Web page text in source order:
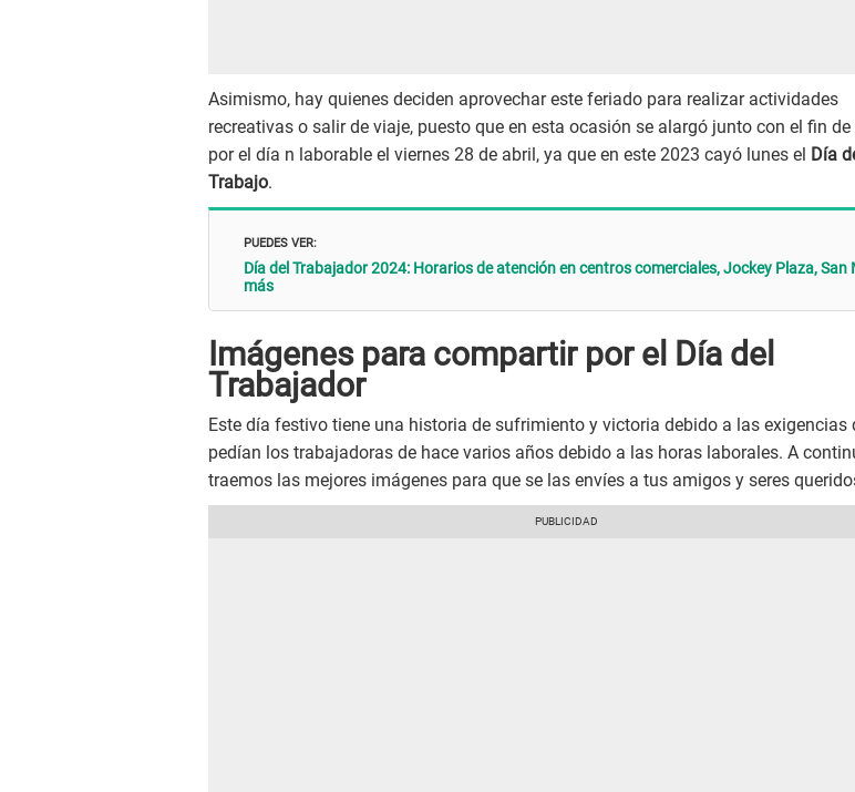
Asimismo, hay quienes deciden aprovechar este feriado para realizar actividades
recreativas o salir de viaje, puesto que en esta ocasión se alargó junto con el fin de
por el día n laborable el viernes 28 de abril, ya que en este 2023 cayó lunes el Día
Trabajo.
PUEDES VER:
Día del Trabajador 2024: Horarios de atención en centros comerciales, Jockey Plaza, San
más
Imágenes para compartir por el Día del
Trabajador
Este día festivo tiene una historia de sufrimiento y victoria debido a las exigencias
pedían los trabajadoras de hace varios años debido a las horas laborales. A
traemos las mejores imágenes para que se las envíes a tus amigos y seres